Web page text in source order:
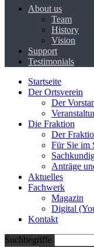
About us
Team
History
Vision
Support
Testimonials
Startseite
Der Ortsverein
Der
Die Fraktion
Der
Für Sie im
Anträge
Aktuelles
Fachwerk
Magazin
Digital
Kontakt
Suchbegriffe